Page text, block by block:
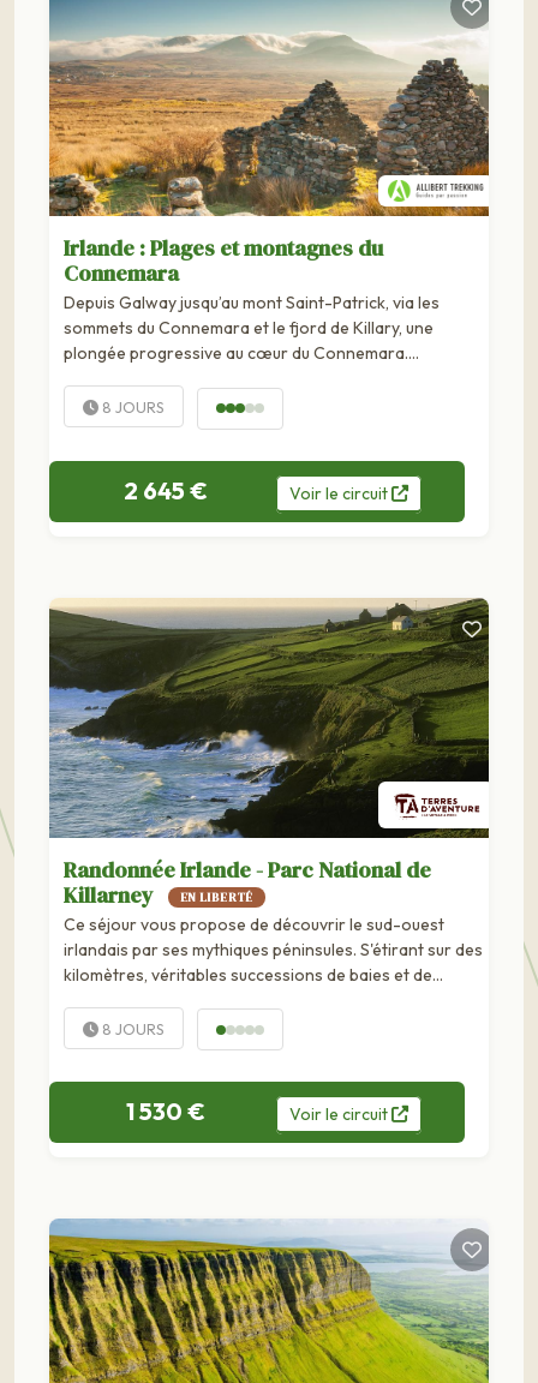
Irlande : Plages et montagnes du
Connemara
Depuis Galway jusqu’au mont Saint-Patrick, via les
sommets du Connemara et le fjord de Killary, une
plongée progressive au cœur du Connemara.
la terre et des eaux” en gaélique, avec ses grands lacs,
ses collines peuplées de moutons...
8 JOURS
2 645 € Voirle circuit
Randonnée Irlande - Parc National de
Killarney
EN LIBERTÉ
Ce séjour vous propose de découvrir le sud-ouest
irlandais par ses mythiques péninsules. S'étirant sur des
kilomètres, véritables successions de baies et de
8 JOURS
1 530 € Voirle circuit